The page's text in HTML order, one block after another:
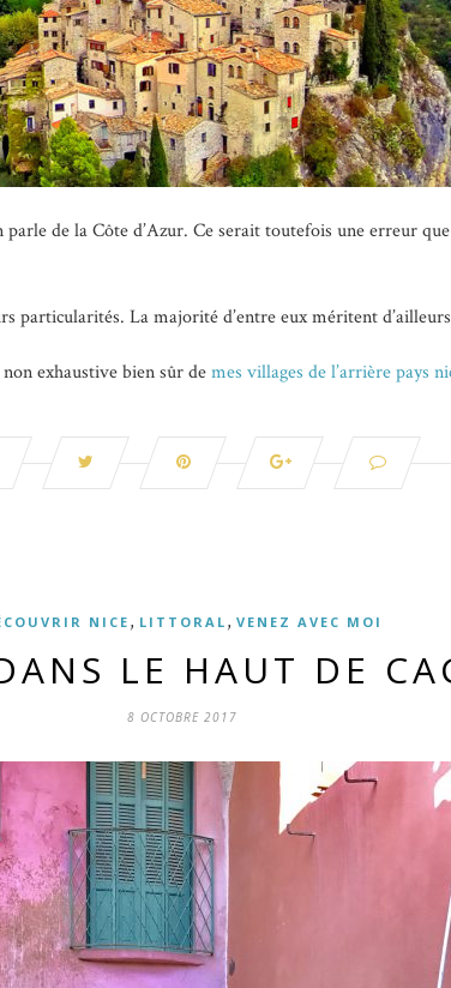
de la Côte d’Azur. Ce serait toutefois une erreur
particularités. La majorité d’entre eux méritent
exhaustive bien sûr demes villages de l’arrière pays
NICE, LITTORAL , VENEZ AVEC MOI
LE HAUT DE
8 OCTOBRE 2017